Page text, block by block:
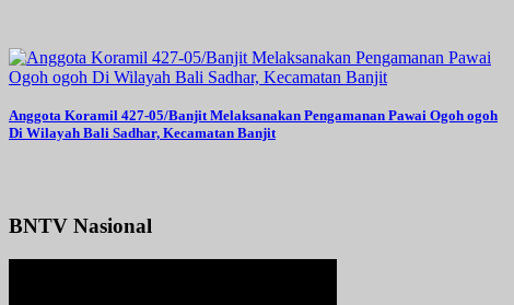
Anggota Koramil 427-05/Banjit Melaksanakan Pengamanan Pawai Ogoh ogoh
Di Wilayah Bali Sadhar, Kecamatan Banjit
BNTV Nasional